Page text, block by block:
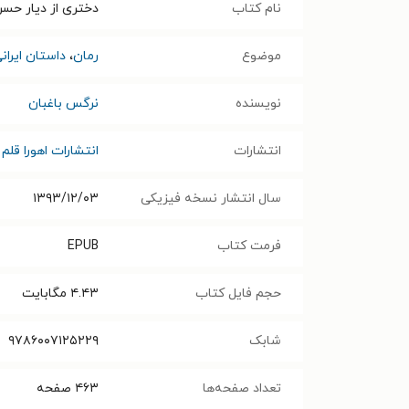
نام کتاب دختری از دیار
موضوع رمان، داستان
نویسنده نرگس باغبان
انتشارات انتشارات اهورا قلم
سال انتشار نسخه فیزیکی ۱۳۹۳/۱۲/۰۳
فرمت کتاب EPUB
حجم فایل کتاب ۴.۴۳ مگابایت
شابک ۹۷۸۶۰۰۷۱۲۵۲۲۹
تعداد صفحه‌ها ۴۶۳ صفحه